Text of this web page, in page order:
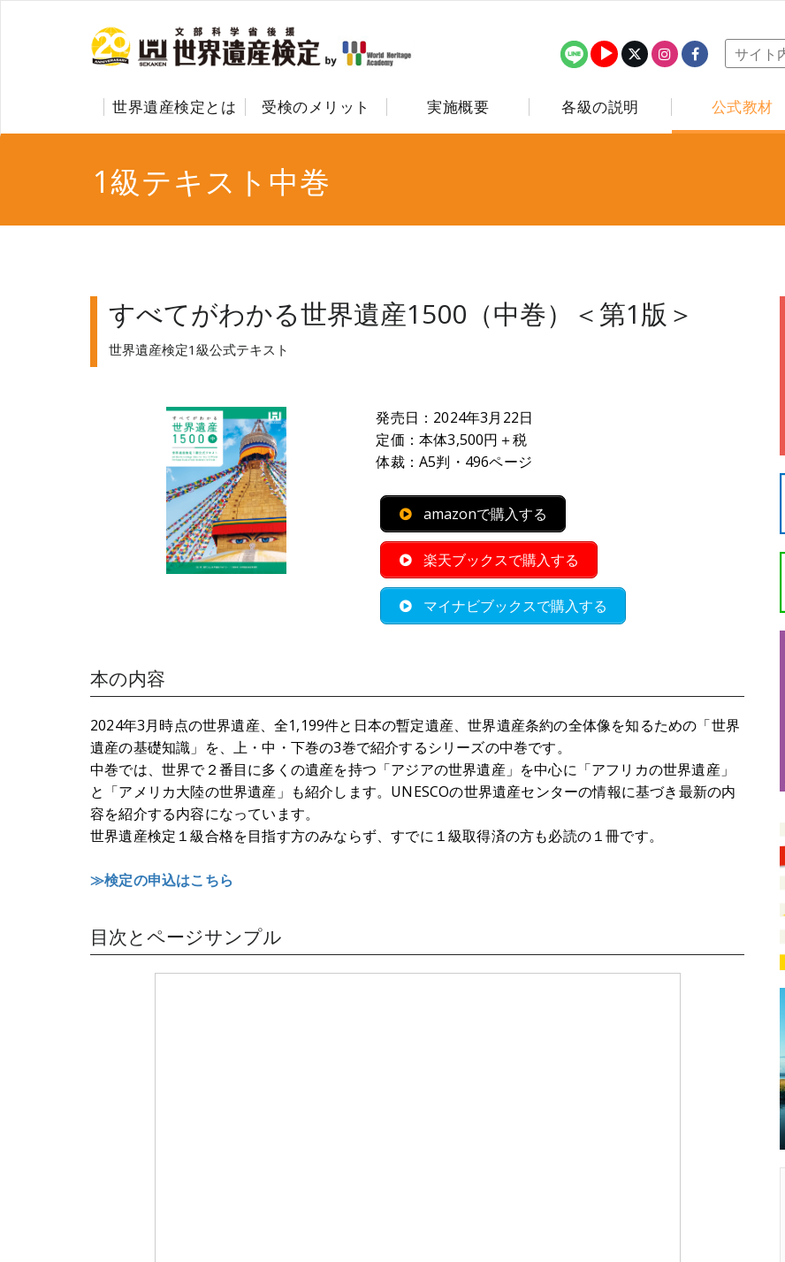
世界遺産検定とは 受検のメリット 実施概要 各級の説明 公式教材
1級テキスト中巻
すべてがわかる世界遺産1500（中巻）＜第1版＞
世界遺産検定1級公式テキスト
発売日：2024年3月22日
定価：本体3,500円＋税
体裁：A5判・496ページ
amazonで購入する
楽天ブックスで購入する
マイナビブックスで購入する
本の内容
2024年3月時点の世界遺産、全1,199件と日本の暫定遺産、世界遺産条約の全体像を知るための「世界
遺産の基礎知識」を、上・中・下巻の3巻で紹介するシリーズの中巻です。
中巻では、世界で２番目に多くの遺産を持つ「アジアの世界遺産」を中心に「アフリカの世界遺産」
と「アメリカ大陸の世界遺産」も紹介します。UNESCOの世界遺産センターの情報に基づき最新の内
容を紹介する内容になっています。
世界遺産検定１級合格を目指す方のみならず、すでに１級取得済の方も必読の１冊です。
≫検定の申込はこちら
目次とページサンプル